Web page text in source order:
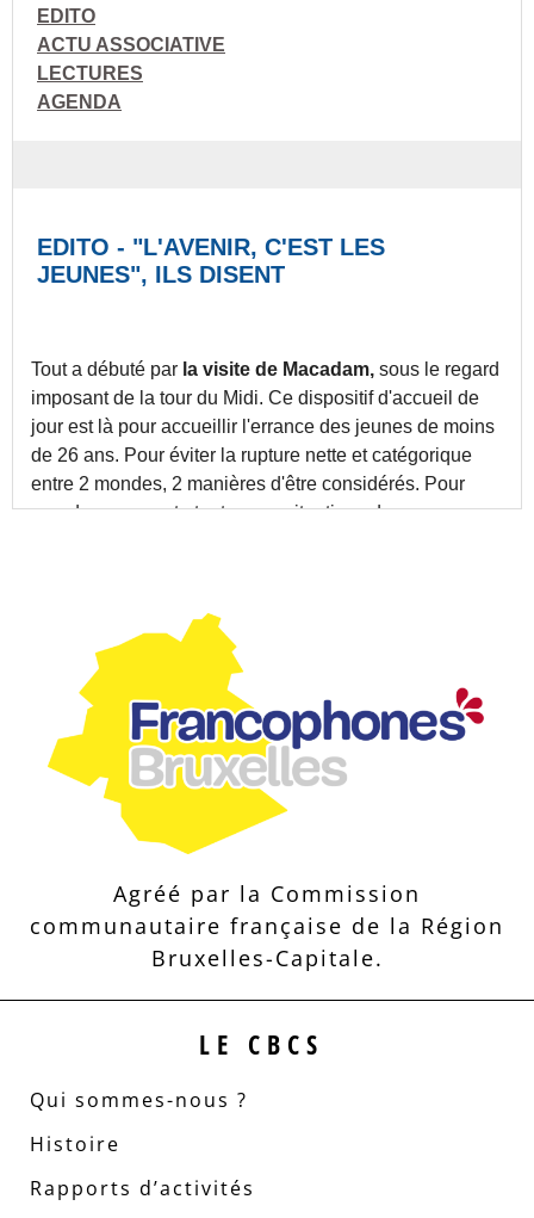
Agréé par la Commission
communautaire française de la Région
Bruxelles-Capitale.
LE CBCS
Qui sommes-nous ?
Histoire
Rapports d’activités